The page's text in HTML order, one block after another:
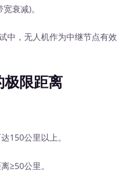
衰减)。
中，无人机作为中继节点有效
限距离
公里以上。
≥50公里。